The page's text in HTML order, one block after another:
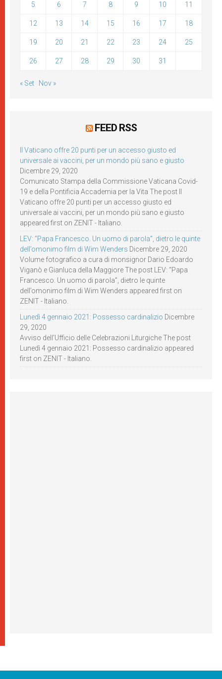
5 6 7 8 9 10 11
12 13 14 15 16 17 18
19 20 21 22 23 24 25
26 27 28 29 30 31
« Set Nov »
FEED RSS
Il Vaticano offre 20 punti per un accesso giusto ed
universale ai vaccini, per un mondo più sano e giusto
Dicembre 29, 2020
Comunicato Stampa della Commissione Vaticana Covid-
19 e della Pontificia Accademia per la Vita The post Il
Vaticano offre 20 punti per un accesso giusto ed
universale ai vaccini, per un mondo più sano e giusto
appeared first on ZENIT - Italiano.
LEV: “Papa Francesco. Un uomo di parola”, dietro le quinte
dell’omonimo film di Wim Wenders Dicembre 29, 2020
Volume fotografico a cura di monsignor Dario Edoardo
Viganò e Gianluca della Maggiore The post LEV: “Papa
Francesco. Un uomo di parola”, dietro le quinte
dell’omonimo film di Wim Wenders appeared first on
ZENIT - Italiano.
Lunedì 4 gennaio 2021: Possesso cardinalizio Dicembre
29, 2020
Avviso dell’Ufficio delle Celebrazioni Liturgiche The post
Lunedì 4 gennaio 2021: Possesso cardinalizio appeared
first on ZENIT - Italiano.